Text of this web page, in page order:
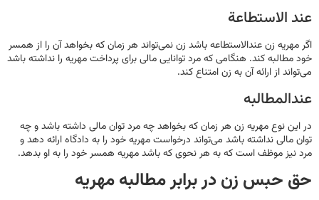
عند الاستطاعة
اگر مهریه زن عندالاستطاعه باشد زن نمی‌تواند هر زمان که بخواهد آن را از همسر
خود مطالبه کند. هنگامی که مرد توانایی مالی برای پرداخت مهریه را نداشته باشد
می‌تواند از ارائه آن به زن امتناع کند.
عندالمطالبه
در این نوع مهریه زن هر زمان که بخواهد چه مرد توان مالی داشته باشد و چه
توان مالی نداشته باشد می‌تواند درخواست مهریه خود را به دادگاه ارائه دهد و
مرد نیز موظف است که به هر نحوی که باشد مهریه همسر خود را به او بدهد.
حق حبس زن در برابر مطالبه مهریه